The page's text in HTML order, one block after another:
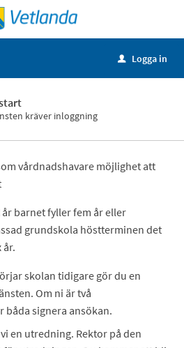
u Logga in
kräver inloggning
vårdnadshavare möjlighet att
barnet fyller fem år eller
grundskola höstterminen det
år.
skolan tidigare gör du en
Om ni är två
båda signera ansökan.
en utredning. Rektor på den